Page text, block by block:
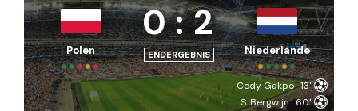
Polen
0: 2
ENDERGEBNIS Niederlande
Cody Gakpo 13'
S. Bergwijn 60'